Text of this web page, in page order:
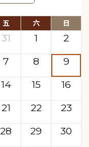
五 六 日
31 1
2
7 8
9
14 15
16
21 22
23
28 29
30